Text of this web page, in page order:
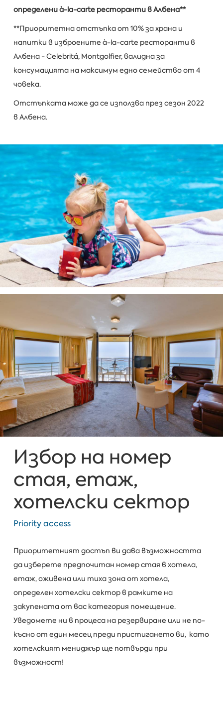
определени à-la-carte ресторанти в Албена**
**Приоритетна отстъпка от 10% за храна и
напитки в изброените à-la-carte ресторанти в
Албена - Celebritá, Montgolfier, валидна за
консумацията на максимум едно семейство от 4
човека.
Отстъпката може да се използва през сезон 2022
в Албена.
Избор на номер
стая, етаж,
хотелски сектор
Priority access
Приоритетният достъп ви дава възможността
да изберете предпочитан номер стая в хотела,
етаж, оживена или тиха зона от хотела,
определен хотелски сектор в рамките на
закупената от вас категория помещение.
Уведомете ни в процеса на резервиране или не по-
късно от един месец преди пристигането ви, като
хотелският мениджър ще потвърди при
възможност!